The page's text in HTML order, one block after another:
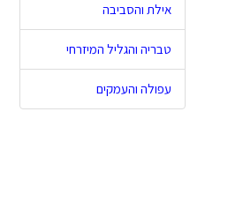
אילת והסביבה
טבריה והגליל המיזרחי
עפולה והעמקים